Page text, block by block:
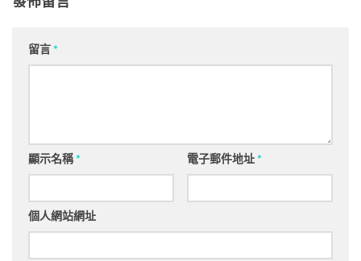
留言*
顯示名稱* 電子郵件地址*
個人網站網址